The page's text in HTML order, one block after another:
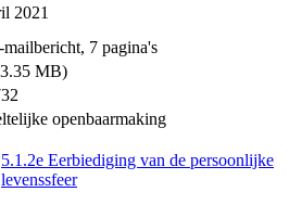
2021
mailbericht, 7 pagina's
MB)
openbaarmaking
5.1.2e Eerbiediging van de persoonlijke
levenssfeer